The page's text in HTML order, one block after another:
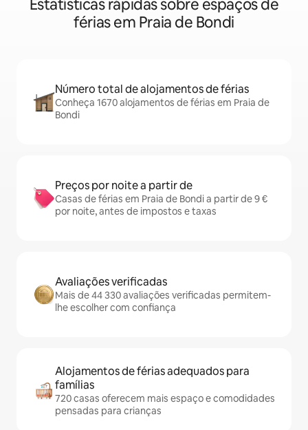
Estatísticas rápidas sobre espaços de
férias em Praia de Bondi
Número total de alojamentos de férias
Conheça 1670 alojamentos de férias em Praia de
Bondi
Preços por noite a partir de
Casas de férias em Praia de Bondi a partir de 9 €
por noite, antes de impostos e taxas
Avaliações verificadas
Mais de 44 330 avaliações verificadas permitem-
lhe escolher com confiança
Alojamentos de férias adequados para
famílias
720 casas oferecem mais espaço e comodidades
pensadas para crianças